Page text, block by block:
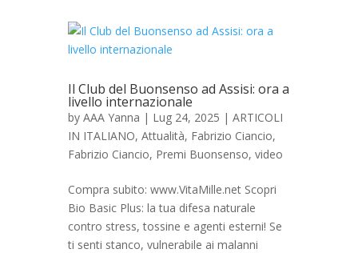
Il Club del Buonsenso ad Assisi: ora a
livello internazionale
by AAA Yanna | Lug 24, 2025 | ARTICOLI
IN ITALIANO, Attualità, Fabrizio Ciancio,
Fabrizio Ciancio, Premi Buonsenso, video
Compra subito: www.VitaMille.net Scopri
Bio Basic Plus: la tua difesa naturale
contro stress, tossine e agenti esterni! Se
ti senti stanco, vulnerabile ai malanni